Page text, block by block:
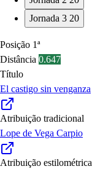
Jornada 3 20
Posição 1ª
Distância 0.647
Título
El castigo sin venganza
Atribuição tradicional
Lope de Vega Carpio
Atribuição estilométrica